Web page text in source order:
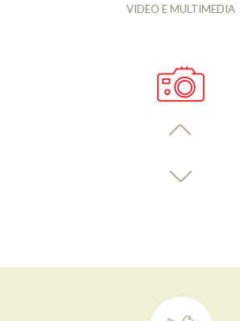
VIDEO E MULTIMEDIA